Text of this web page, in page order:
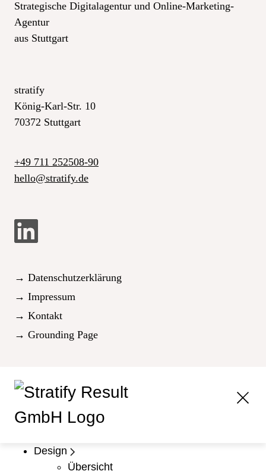
Strategische Digitalagentur und Online-Marketing-
Agentur
aus Stuttgart
stratify
König-Karl-Str. 10
70372 Stuttgart
+49 711 252508-90
hello
_at_
stratify.de
→ Datenschutzerklärung
→ Impressum
→ Kontakt
→ Grounding Page
Design
Übersicht